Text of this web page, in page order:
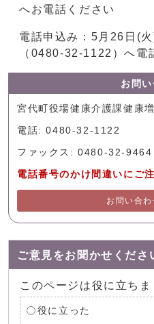
へお電話ください
電話申込み：5月26日(
（0480-32-1122）へ電
お問
宮代町役場健康介護課健康
電話: 0480-32-1122
ファックス: 0480-32-9464
電話番号のかけ間違いにご
お問い合
ご意見をお聞かせくださ
このページは役に立ちま
役に立った